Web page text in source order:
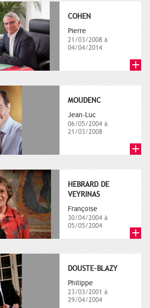
COHEN
Pierre
21/03/2008 à
04/04/2014
MOUDENC
Jean-Luc
06/05/2004 à
21/03/2008
HEBRARD DE
VEYRINAS
Françoise
30/04/2004 à
05/05/2004
DOUSTE-BLAZY
Philippe
23/03/2001 à
29/04/2004